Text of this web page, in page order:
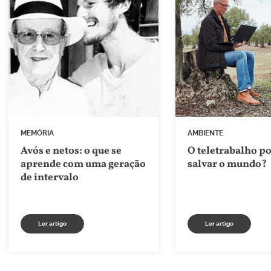
MEMÓRIA
Avós e netos: o que se
aprende com uma geração
de intervalo
Ler artigo
AMBIENTE
O teletrabalho
salvar o mundo?
Ler artigo